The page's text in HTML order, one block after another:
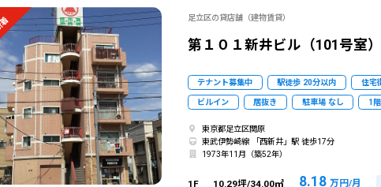
足立区の貸店舗（建物賃貸）
第１０１新井ビル（101号室）
テナント募集中 駅徒歩 20分以内 住宅
ビルイン 居抜き 駐車場 なし 1
東京都足立区関原
東武伊勢崎線 「西新井」駅 徒歩17分
1973年11月（築52年）
1F 10.29坪/34.00㎡ 8.18 万円/月